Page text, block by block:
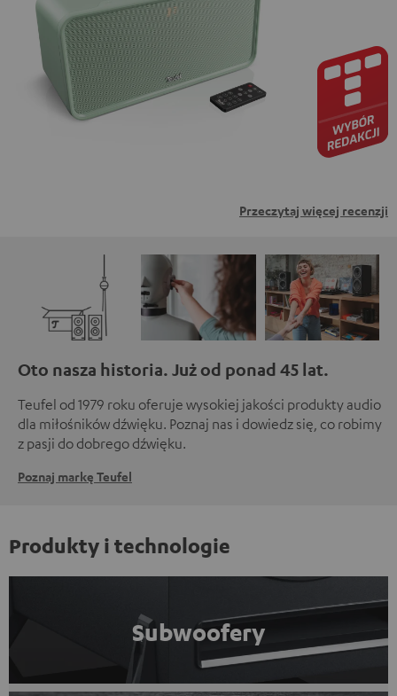
zewnętrznych. Oznacza to, że dane osobowe mogą być
przesyłane do platform osób trzecich. Więcej informacji
na ten temat można znaleźć w naszej polityce
prywatności.
Przeczytaj więcej recenzji
Oto nasza historia. Już od ponad 45 lat.
Teufel od 1979 roku oferuje wysokiej jakości produkty audio
dla miłośników dźwięku. Poznaj nas i dowiedz się, co robimy
z pasji do dobrego dźwięku.
Poznaj markę Teufel
Produkty i technologie
Subwoofery